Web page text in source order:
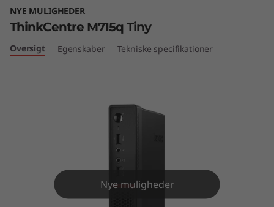
e
n
NYE MULIGHEDER
ThinkCentre M715q Tiny
Oversigt Egenskaber Tekniske specifikationer
Nye muligheder